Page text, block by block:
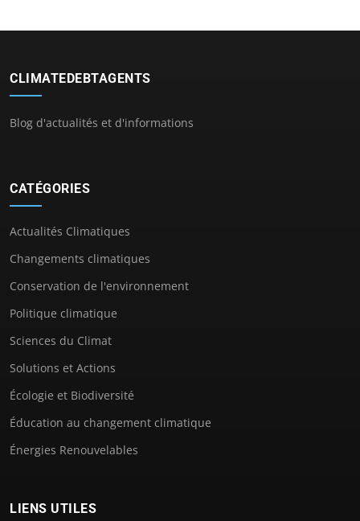
CLIMATEDEBTAGENTS
Blog d'actualités et d'informations
CATÉGORIES
Actualités Climatiques
Changements climatiques
Conservation de l'environnement
Politique climatique
Sciences du Climat
Solutions et Actions
Écologie et Biodiversité
Éducation au changement climatique
Énergies Renouvelables
LIENS UTILES